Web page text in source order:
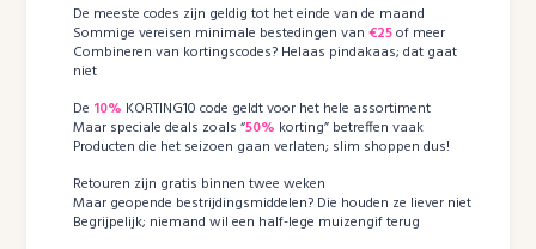
De meeste codes zijn geldig tot het einde van de maand
Sommige vereisen minimale bestedingen van€25of meer
Combineren van kortingscodes? Helaas pindakaas; dat gaat
niet
De 10% KORTING10 code geldt voor het hele assortiment
Maar speciale deals zoals “50% korting” betreffen vaak
Producten die het seizoen gaan verlaten; slim shoppen dus!
Retouren zijn gratis binnen twee weken
Maar geopende bestrijdingsmiddelen? Die houden ze liever niet
Begrijpelijk; niemand wil een half-lege muizengif terug